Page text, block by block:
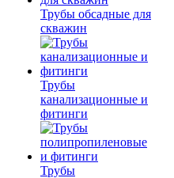
Трубы обсадные для
скважин
Трубы
канализационные и
фитинги
Трубы